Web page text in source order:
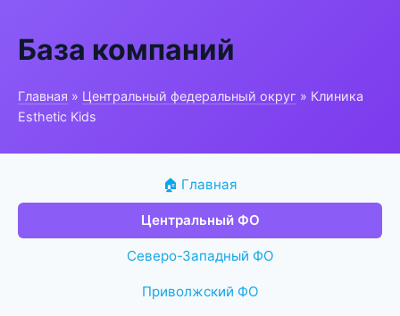
База компаний
Главная » Центральный федеральный округ » Клиника
Esthetic Kids
🏠 Главная
Центральный ФО
Северо-Западный ФО
Приволжский ФО